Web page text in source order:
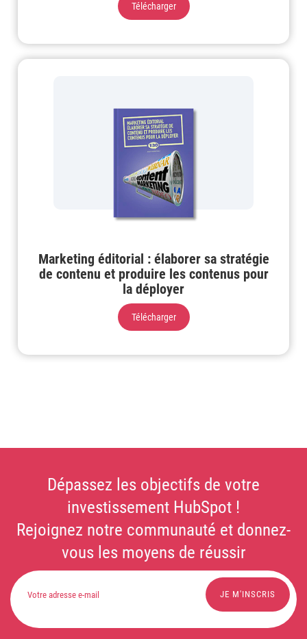
Télécharger
Marketing éditorial : élaborer sa stratégie
de contenu et produire les contenus pour
la déployer
Télécharger
Dépassez les objectifs de votre
investissement HubSpot !
Rejoignez notre communauté et donnez-
vous les moyens de réussir